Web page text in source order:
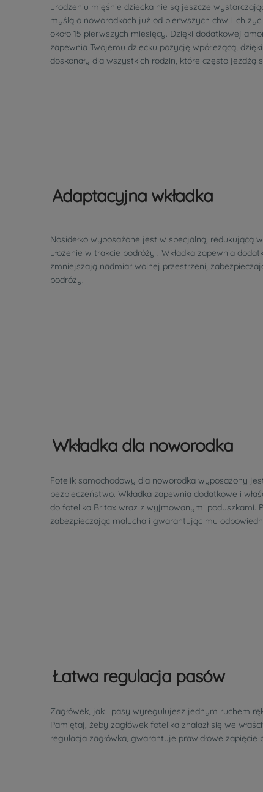
urodzeniu mięśnie dziecka nie są jeszcze
myślą o noworodkach już od pierwszych chwil ich
około 15 pierwszych miesięcy. Dzięki dodatkowej
zapewnia Twojemu dziecku pozycję wpółleżącą,
doskonały dla wszystkich rodzin, które często
Adaptacyjna wkładka
Nosidełko wyposażone jest w specjalną, redukującą
ułożenie w trakcie podróży . Wkładka zapewnia
zmniejszają nadmiar wolnej przestrzeni,
podróży.
Wkładka dla noworodka
Fotelik samochodowy dla noworodka wyposażony
bezpieczeństwo. Wkładka zapewnia dodatkowe i
do fotelika Britax wraz z wyjmowanymi poduszkami.
zabezpieczając malucha i gwarantując mu
Łatwa regulacja pasów
Zagłówek, jak i pasy wyregulujesz jednym ruchem
Pamiętaj, żeby zagłówek fotelika znalazł się we
regulacja zagłówka, gwarantuje prawidłowe zapięcie